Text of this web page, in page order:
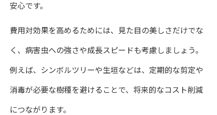
安心です。
費用対効果を高めるためには、見た目の美しさだけでな
く、病害虫への強さや成長スピードも考慮しましょう。
例えば、シンボルツリーや生垣などは、定期的な剪定や
消毒が必要な樹種を避けることで、将来的なコスト削減
につながります。